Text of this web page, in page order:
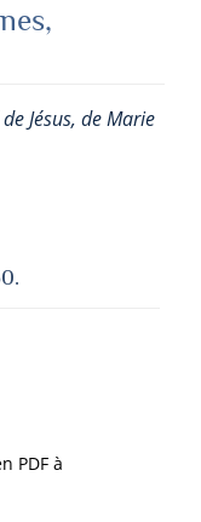
Jésus, de Marie
PDF à